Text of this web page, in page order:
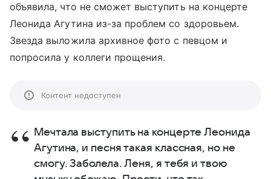
объявила, что не сможет выступить на концерте
Леонида Агутина из-за проблем со здоровьем.
Звезда выложила архивное фото с певцом и
попросила у коллеги прощения.
Контент недоступен
Мечтала выступить на концерте Леонида
Агутина, и песня такая классная, но не
смогу. Заболела. Леня, я тебя и твою